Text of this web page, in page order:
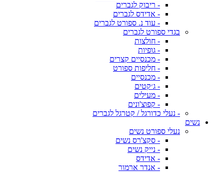
- ריבוק לגברים
- אדידס לגברים
- עוד נ. ספורט לגברים
בגדי ספורט לגברים
- חולצות
- גופיות
- מכנסיים קצרים
- חליפות ספורט
- מכנסיים
- ג׳קטים
- מעילים
- קפוצ'ונים
- נעלי כדורגל / קטרגל לגברים
נשים
נעלי ספורט נשים
- סקצ'רס נשים
- נייק נשים
- אדידס
- אנדר ארמור